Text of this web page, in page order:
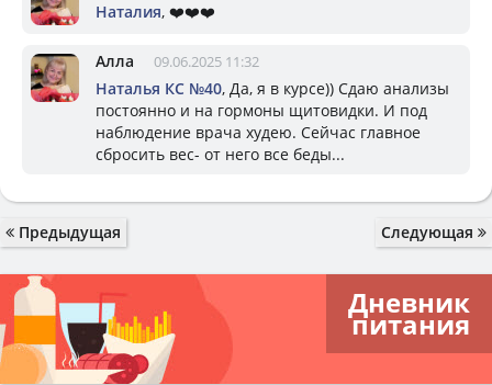
Наталия, ❤️❤️❤️
Алла 09.06.2025 11:32
Наталья КС №40, Да, я в курсе)) Сдаю анализы
постоянно и на гормоны щитовидки. И под
наблюдение врача худею. Сейчас главное
сбросить вес- от него все беды...
Предыдущая Следующая
Дневник
питания